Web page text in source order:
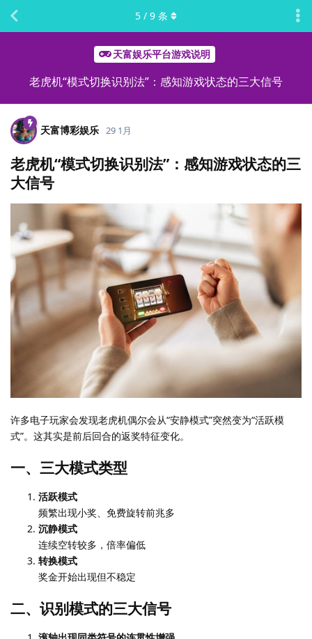
天富娱乐平台游戏说明
老虎机“模式切换识别法”：感知游戏状态的三大信号
5 / 9 条
天富博彩娱乐 29 1月
老虎机“模式切换识别法”：感知游戏状态的三
大信号
许多电子玩家会发现老虎机偶尔会从“安静模式”突然变为“活跃模
式”。这其实是前后回合的返奖特征变化。
一、三大模式类型
活跃模式
频繁出现小奖、免费旋转前兆多
沉静模式
连续空转较多，倍率偏低
转换模式
奖金开始出现但不稳定
二、识别模式的三大信号